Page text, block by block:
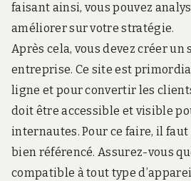
faisant ainsi, vous pouvez
améliorer sur votre stratégie.
Après cela, vous devez créer
entreprise. Ce site est
ligne et pour convertir les
doit être accessible et visible
internautes. Pour ce faire, il
bien référencé. Assurez-vous
compatible à tout type